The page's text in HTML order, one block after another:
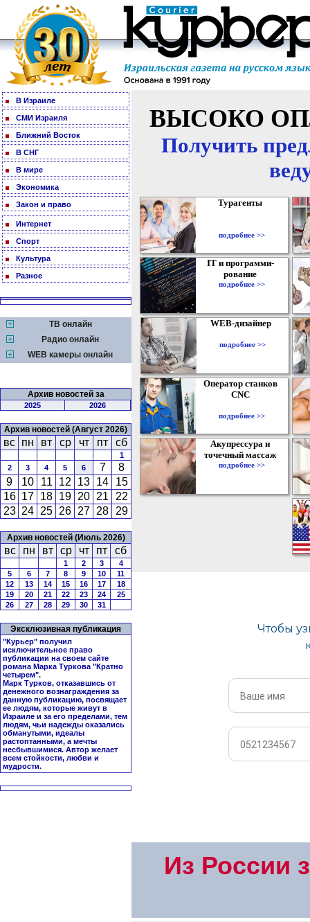
В Израиле
СМИ Израиля
Ближний Восток
В СНГ
В мире
Экономика
Закон и право
Интернет
Спорт
Культура
Разное
ТВ онлайн
Радио онлайн
WEB камеры онлайн
Архив новостей за
2025 2026
Архив новостей (Август 2026)
вс пн вт ср чт пт сб
1
2
3 4 5 6 7
8
9
10 11 12 13 14
15
16 17 18 19 20 21
22
23 24 25 26 27 28 29
Архив новостей (Июль 2026)
вс пн вт ср чт пт сб
1 2 3
4
5
6 7 8 9 10
11
12
13 14 15 16 17
18
19
20 21 22 23 24
25
26
27 28 29 30 31
Эксклюзивная публикация
"Курьер" получил
исключительное право
публикации на своем сайте
романа Марка Туркова "Кратно
четырем".
Марк Турков, отказавшись от
денежного вознаграждения за
данную публикацию, посвящает
ее людям, которые живут в
Израиле и за его пределами, тем
людям, чьи надежды оказались
обманутыми, идеалы
растоптанными, а мечты
несбывшимися. Автор желает
всем стойкости, любви и
мудрости.
ВЫСОКО
Получить
Турагенты
подробнее >>
IT и программи-
рование
подробнее >>
WEB-дизайнер
подробнее >>
Оператор станков
CNC
подробнее >>
Акупрессура и
точечный массаж
подробнее >>
Из России